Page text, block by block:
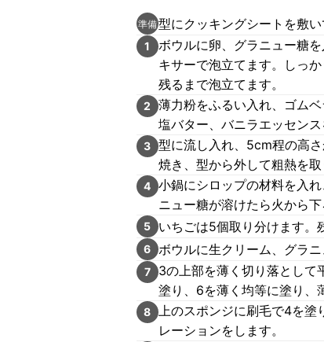
準備型にクッキングシートを敷
1
ボウルに卵、グラニュー糖
キサーで泡立てます。しっ
残るまで泡立てます。
2
薄力粉をふるい入れ、ゴム
塩バター、バニラエッセン
3 型に流し入れ、5cm程の高
焼き、型から外して粗熱を取
4 小鍋にシロップの材料を入
ニュー糖が溶けたら火から下
5 いちごは5個取り分けます。
6 ボウルに生クリーム、グラ
7
3の上部を薄く切り落として
塗り、6を薄く均等に塗り、
8 上のスポンジに刷毛で4を塗
レーションをします。